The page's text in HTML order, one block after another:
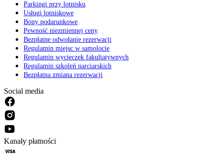
Parkingi przy lotnisku
Usługi lotniskowe
Bony podarunkowe
Pewność niezmiennej ceny
Bezpłatne odwołanie rezerwacji
Regulamin miejsc w samolocie
Regulamin wycieczek fakultatywnych
Regulamin szkoleń narciarskich
Bezpłatna zmiana rezerwacji
Social media
Kanały płatności